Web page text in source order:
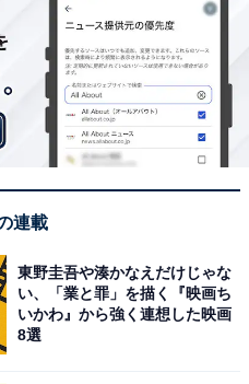
連載
東野圭吾や湊かなえだけじゃな
い、「業と罪」を描く『映画ち
いかわ』から強く連想した映画
8選